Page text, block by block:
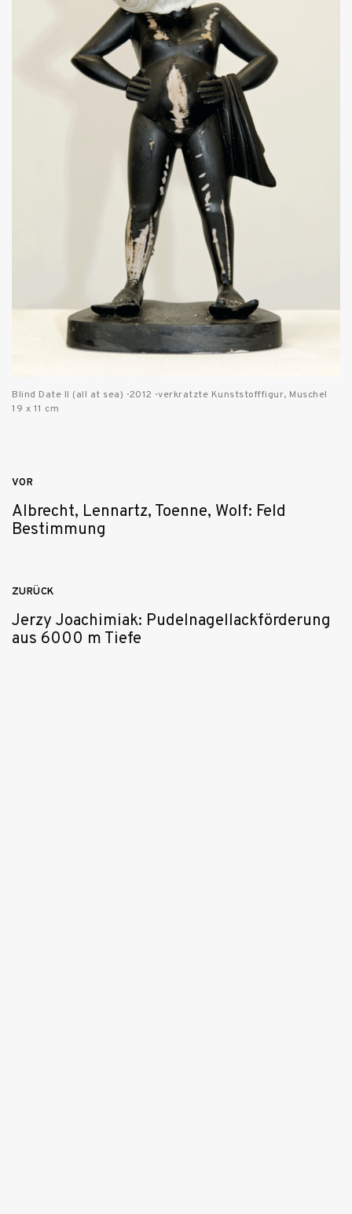
Blind Date II (all at sea) · 2012 · verkratzte Kunststofffigur, Muschel
19 x 11 cm
VOR
Albrecht, Lennartz, Toenne, Wolf: Feld
Bestimmung
ZURÜCK
Jerzy Joachimiak: Pudelnagellackförderung
aus 6000 m Tiefe